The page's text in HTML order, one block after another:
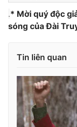
VTV9
THỜI BÁO VTV
.* Mời quý độc
sóng của Đài
Tin liên quan